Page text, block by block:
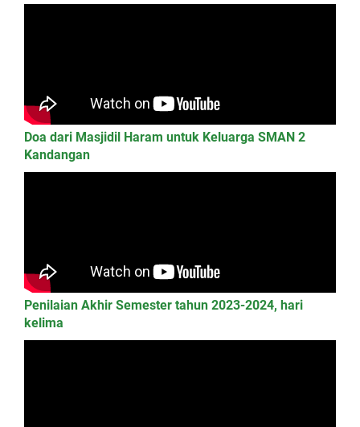
Doa dari Masjidil Haram untuk Keluarga SMAN 2
Kandangan
Penilaian Akhir Semester tahun 2023-2024, hari
kelima